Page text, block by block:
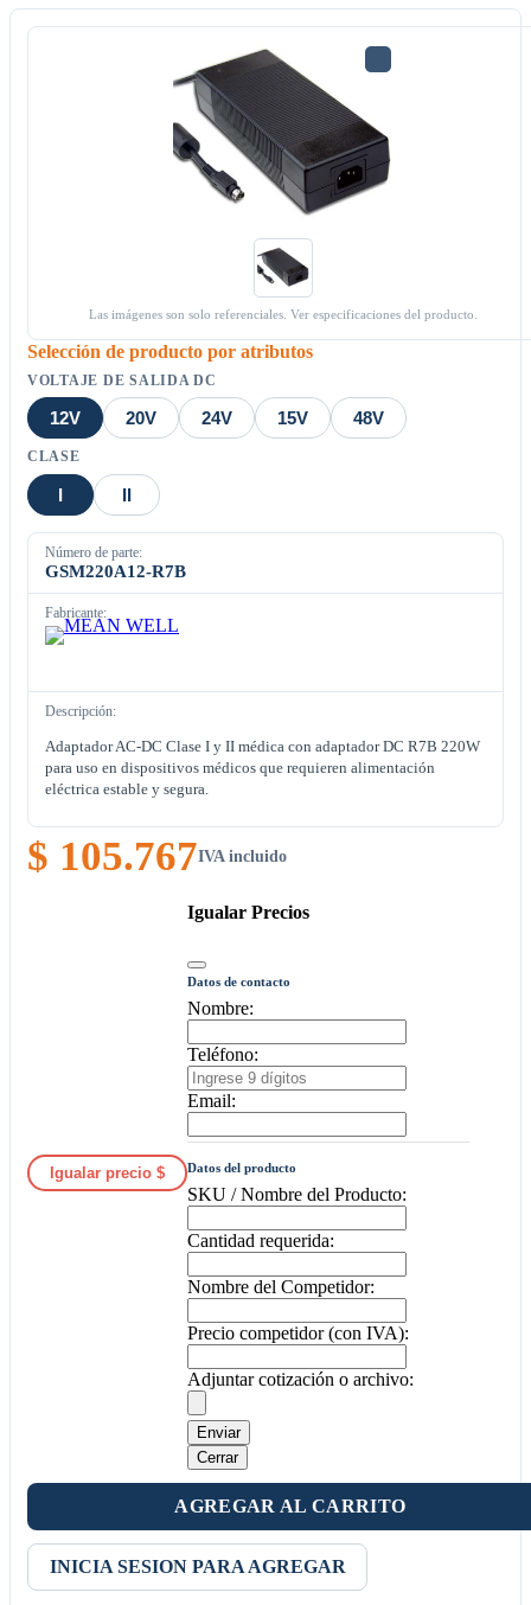
Las imágenes son solo referenciales. Ver especificaciones del producto.
Selección de producto por atributos
VOLTAJE DE SALIDA DC
12V 20V 24V 15V 48V
CLASE
I II
Número de parte:
GSM220A12-R7B
Fabricante:
Descripción:
Adaptador AC-DC Clase I y II médica con adaptador DC R7B 220W
para uso en dispositivos médicos que requieren alimentación
eléctrica estable y segura.
$ 105.767IVA incluido
Igualar precio $
Igualar Precios
Datos de contacto
Nombre:
Teléfono:
Email:
Datos del producto
SKU / Nombre del Producto:
Cantidad requerida:
Nombre del Competidor:
Precio competidor (con IVA):
Adjuntar cotización o archivo:
Enviar
Cerrar
AGREGAR AL CARRITO
INICIA SESION PARA AGREGAR